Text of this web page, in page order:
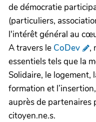
de démocratie
(particuliers,
l'intérêt général au
A travers le CoDev
,
essentiels tels que la
Solidaire, le logement,
formation et
auprès de partenaires
citoyen.ne.s.